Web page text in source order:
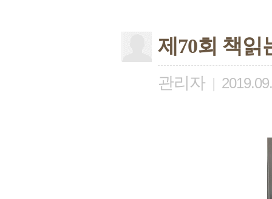
제70회 책읽
관리자 |